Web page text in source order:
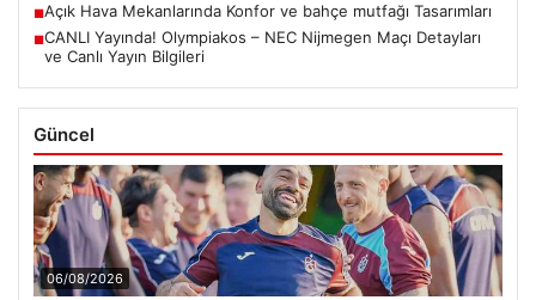
■Açık Hava Mekanlarında Konfor ve bahçe mutfağı Tasarımları
■CANLI Yayında! Olympiakos – NEC Nijmegen Maçı Detayları
ve Canlı Yayın Bilgileri
Güncel
06/08/2026